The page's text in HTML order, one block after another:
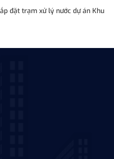
đặt trạm xử lý nước dự án Khu